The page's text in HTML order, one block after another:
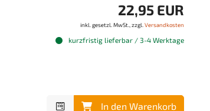
22,95 EUR
inkl. gesetzl. MwSt., zzgl. Versandkosten
kurzfristig lieferbar / 3-4 Werktage
In den Warenkorb